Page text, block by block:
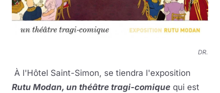
DR.
À l'Hôtel Saint-Simon, se tiendra l'exposition
Rutu Modan, un théâtre tragi-comique qui est